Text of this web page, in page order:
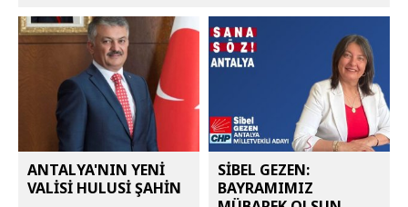
ANTALYA'NIN YENİ
VALİSİ HULUSİ ŞAHİN
SİBEL GEZEN:
BAYRAMIMIZ